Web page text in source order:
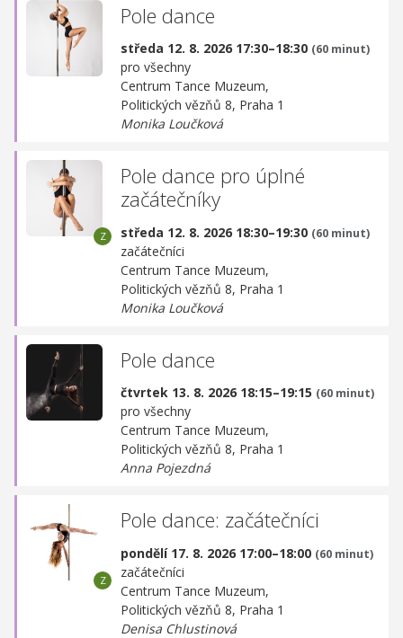
Pole dance
středa 12. 8. 2026 17:30–18:30 (60 minut)
pro všechny
Centrum Tance Muzeum,
Politických vězňů 8, Praha 1
Monika Loučková
Pole dance pro úplné
začátečníky
středa 12. 8. 2026 18:30–19:30 (60 minut)
začátečníci
Centrum Tance Muzeum,
Politických vězňů 8, Praha 1
Monika Loučková
Pole dance
čtvrtek 13. 8. 2026 18:15–19:15 (60 minut)
pro všechny
Centrum Tance Muzeum,
Politických vězňů 8, Praha 1
Anna Pojezdná
Pole dance: začátečníci
pondělí 17. 8. 2026 17:00–18:00 (60 minut)
začátečníci
Centrum Tance Muzeum,
Politických vězňů 8, Praha 1
Denisa Chlustinová